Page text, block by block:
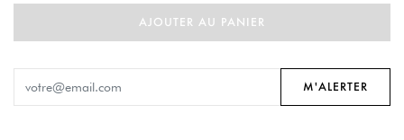
AJOUTER AU PANIER
M'ALERTER